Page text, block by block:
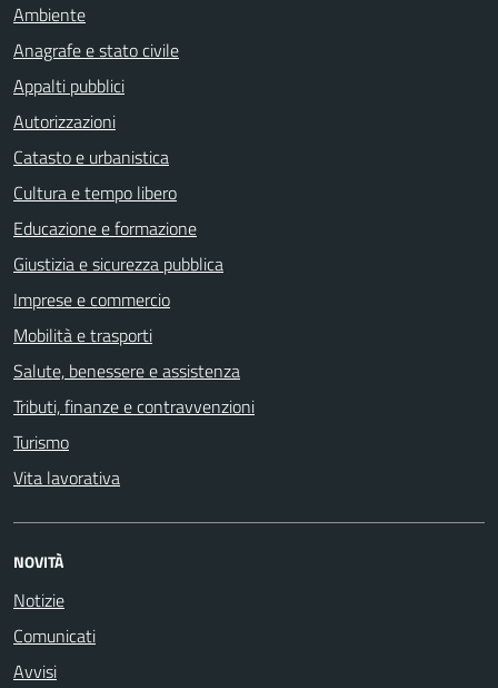
Ambiente
Anagrafe e stato civile
Appalti pubblici
Autorizzazioni
Catasto e urbanistica
Cultura e tempo libero
Educazione e formazione
Giustizia e sicurezza pubblica
Imprese e commercio
Mobilità e trasporti
Salute, benessere e assistenza
Tributi, finanze e contravvenzioni
Turismo
Vita lavorativa
NOVITÀ
Notizie
Comunicati
Avvisi